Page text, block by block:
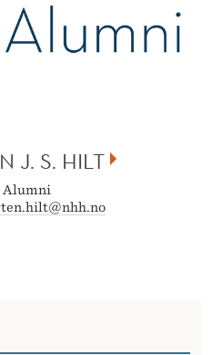
J. S. HILT
Alumni